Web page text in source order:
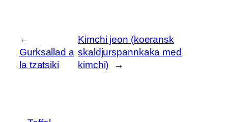
←
Gurksallad a
la tzatsiki
Kimchi jeon (koeransk
skaldjurspannkaka med
kimchi)
→